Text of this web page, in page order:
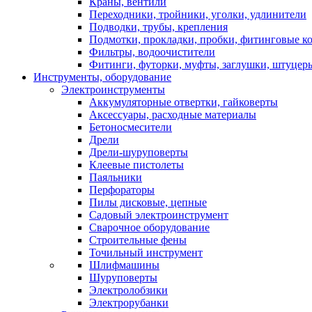
Переходники, тройники, уголки, удлинители
Подводки, трубы, крепления
Подмотки, прокладки, пробки, фитинговые
Фильтры, водоочистители
Фитинги, футорки, муфты, заглушки,
Инструменты, оборудование
Электроинструменты
Аккумуляторные отвертки, гайковерты
Аксессуары, расходные материалы
Бетоносмесители
Дрели
Дрели-шуруповерты
Клеевые пистолеты
Паяльники
Перфораторы
Пилы дисковые, цепные
Садовый электроинструмент
Сварочное оборудование
Строительные фены
Точильный инструмент
Шлифмашины
Шуруповерты
Электролобзики
Электрорубанки